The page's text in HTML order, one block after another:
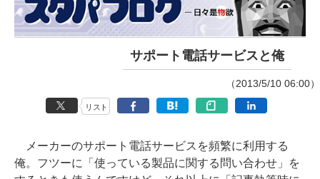
サポート電話サービスと俺
（2013/5/10 06:00）
リスト
メーカーのサポート電話サービスを頻繁に利用する
俺。フツーに「使っている製品に関する問い合わせ」を